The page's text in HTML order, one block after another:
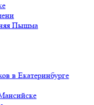
Пышма
в Екатеринбурге